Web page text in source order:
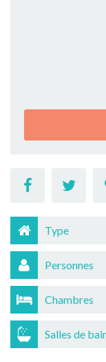
Type
Personnes
Chambres
Salles de